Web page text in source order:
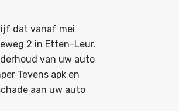
dat vanaf mei
2 in Etten-Leur.
van uw auto
Tevens apk en
aan uw auto